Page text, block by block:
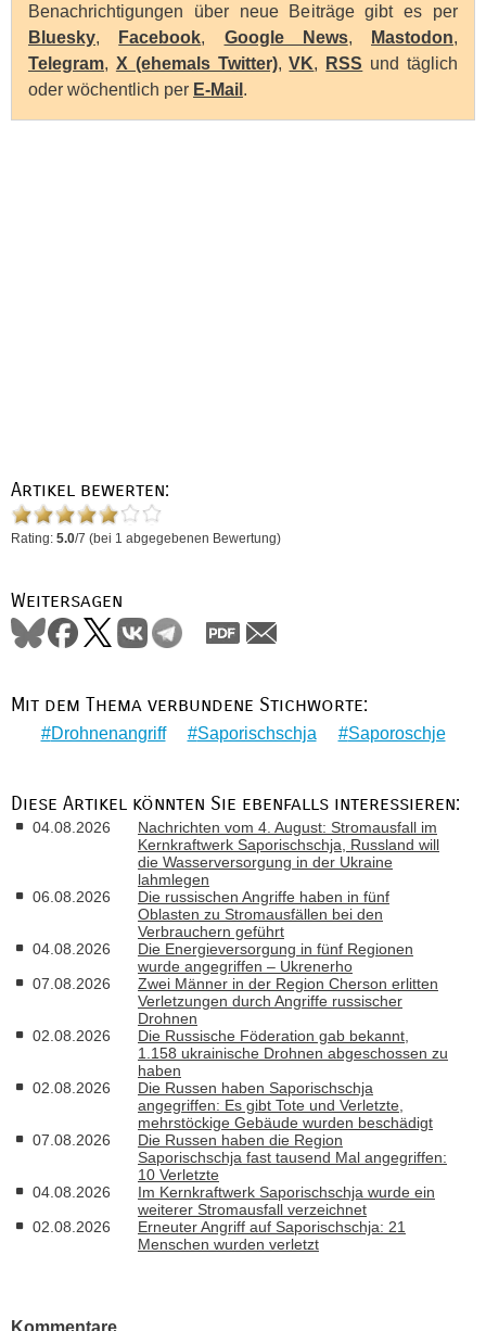
Benachrichtigungen über neue Beiträge gibt es per
Bluesky, Facebook, Google News, Mastodon,
Telegram, X (ehemals Twitter),VK, RSS und täglich
oder wöchentlich per E-Mail .
Artikel bewerten:
Rating: 5.0/7 (bei 1 abgegebenen Bewertung)
Weitersagen
Mit dem Thema verbundene Stichworte:
Drohnenangriff Saporischschja Saporoschje
Diese Artikel könnten Sie ebenfalls interessieren:
04.08.2026
Nachrichten vom 4. August: Stromausfall im
Kernkraftwerk Saporischschja, Russland will
die Wasserversorgung in der Ukraine
lahmlegen
06.08.2026
Die russischen Angriffe haben in fünf
Oblasten zu Stromausfällen bei den
Verbrauchern geführt
04.08.2026
Die Energieversorgung in fünf Regionen
wurde angegriffen – Ukrenerho
07.08.2026
Zwei Männer in der Region Cherson erlitten
Verletzungen durch Angriffe russischer
Drohnen
02.08.2026
Die Russische Föderation gab bekannt,
1.158 ukrainische Drohnen abgeschossen zu
haben
02.08.2026
Die Russen haben Saporischschja
angegriffen: Es gibt Tote und Verletzte,
mehrstöckige Gebäude wurden beschädigt
07.08.2026
Die Russen haben die Region
Saporischschja fast tausend Mal angegriffen:
10 Verletzte
04.08.2026
Im Kernkraftwerk Saporischschja wurde ein
weiterer Stromausfall verzeichnet
02.08.2026
Erneuter Angriff auf Saporischschja: 21
Menschen wurden verletzt
Kommentare